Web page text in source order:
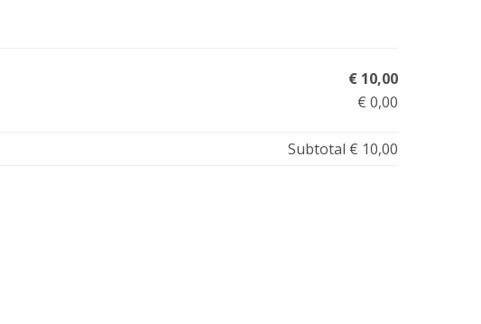
€ 10,00
€ 0,00
Subtotal € 10,00